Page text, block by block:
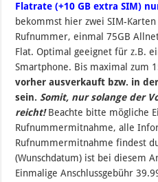
Flatrate (+10 GB extra SIM)
bekommst hier zwei SIM-
Rufnummer, einmal 75GB
Flat. Optimal geeignet für z.B.
Smartphone. Bis maximal zum
vorher ausverkauft bzw. in
sein. Somit, nur solange der
reicht!Beachte bitte mögliche
Rufnummermitnahme, alle
Rufnummermitnahme findest
(Wunschdatum) ist bei diesem
Einmalige Anschlussgebühr